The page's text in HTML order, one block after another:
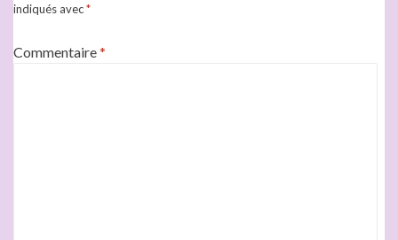
indiqués avec*
Commentaire*